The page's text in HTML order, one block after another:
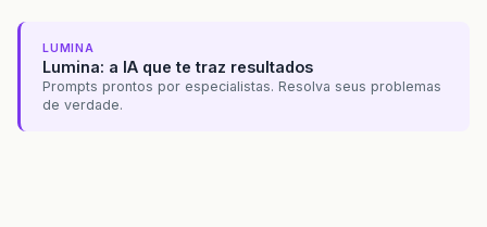
LUMINA
Lumina: a IA que te traz resultados
Prompts prontos por especialistas. Resolva seus problemas
de verdade.